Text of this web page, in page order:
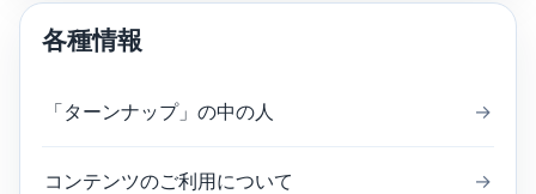
各種情報
「ターンナップ」の中の人 →
コンテンツのご利用について →